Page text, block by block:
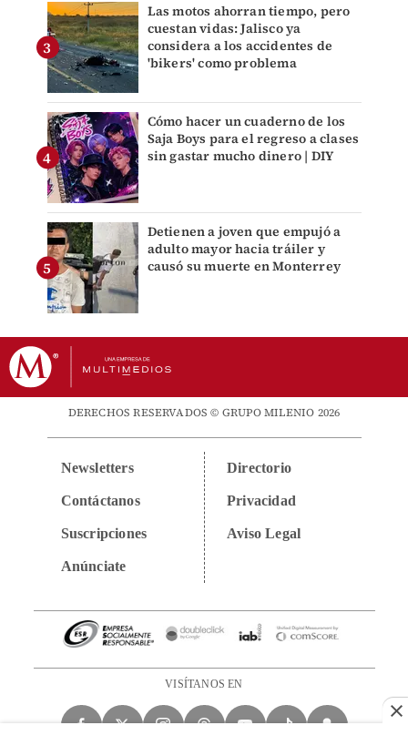
Las motos ahorran tiempo, pero
cuestan vidas: Jalisco ya
considera a los accidentes de
'bikers' como problema
Cómo hacer un cuaderno de los
Saja Boys para el regreso a clases
sin gastar mucho dinero | DIY
Detienen a joven que empujó a
adulto mayor hacia tráiler y
causó su muerte en Monterrey
DERECHOS RESERVADOS © GRUPO MILENIO 2026
Newsletters
Contáctanos
Suscripciones
Anúnciate
Directorio
Privacidad
Aviso Legal
VISÍTANOS EN